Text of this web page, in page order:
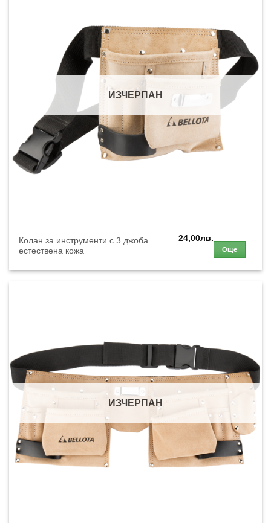
ИЗЧЕРПАН
Колан за инструменти с 3 джоба
естествена кожа
24,00лв.
Още
ИЗЧЕРПАН